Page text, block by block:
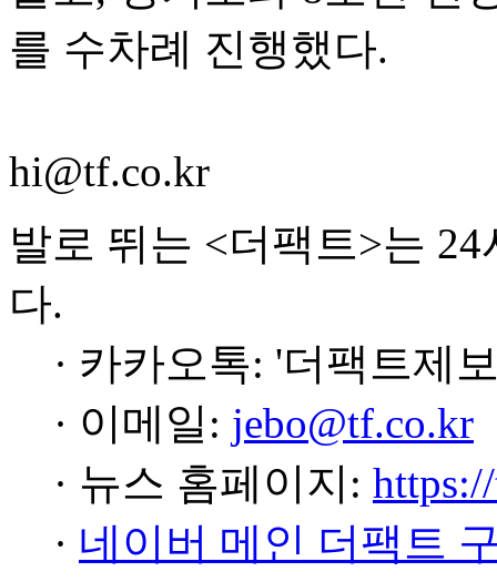
를 수차례 진행했다.
hi@tf.co.kr
발로 뛰는 <더팩트>는
다.
· 카카오톡: '더팩트제
· 이메일: jebo@tf.co.kr
· 뉴스 홈페이지:
· 네이버 메인 더팩트